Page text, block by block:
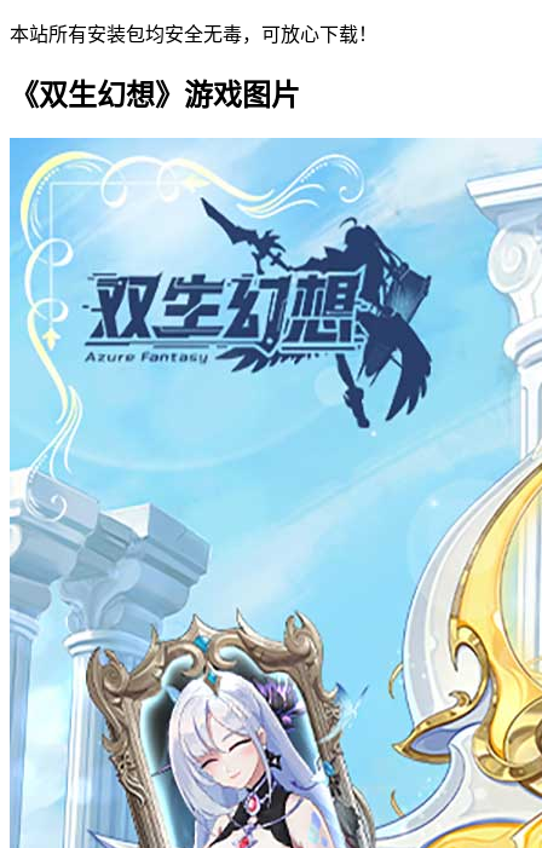
本站所有安装包均安全无毒，可放心下载！
《双生幻想》游戏图片